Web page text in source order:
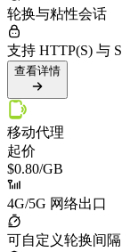
轮换与粘性会话
支持 HTTP(S) 与
查看详情
移动代理
起价
$0.80/GB
4G/5G 网络出口
可自定义轮换间隔